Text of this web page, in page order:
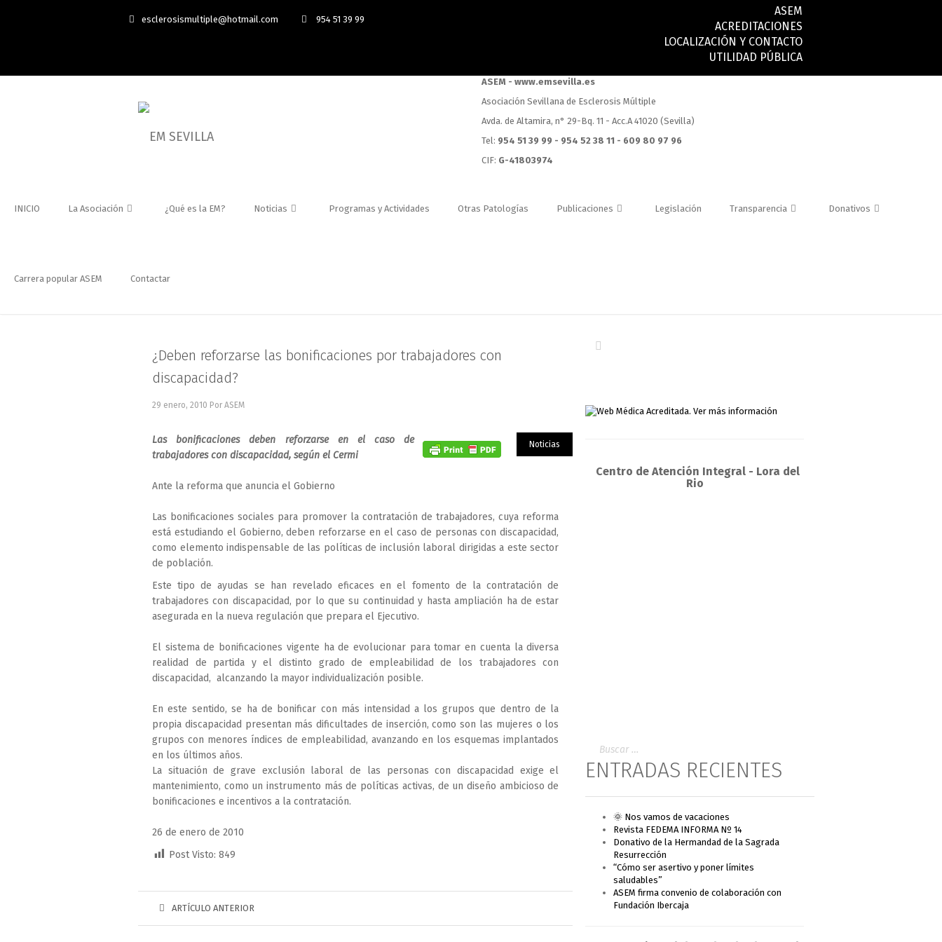
esclerosismultiple@hotmail.com 954 51 39 99
ASEM
ACREDITACIONES
LOCALIZACIÓN Y CONTACTO
UTILIDAD PÚBLICA
ASEM - www.emsevilla.es
Asociación Sevillana de Esclerosis Múltiple
Avda. de Altamira, n° 29-Bq. 11 - Acc.A 41020 (Sevilla)
Tel: 954 51 39 99 - 954 52 38 11 - 609 80 97 96
CIF: G-41803974
INICIO La Asociación ¿Qué es la EM? Noticias Programas y Actividades Otras Patologías Publicaciones Legislación Transparencia Donativos
Carrera popular ASEM Contactar
¿Deben reforzarse las bonificaciones por trabajadores con
discapacidad?
29 enero, 2010 Por ASEM
Noticias
Las bonificaciones deben reforzarse en el caso de
trabajadores con discapacidad, según el Cermi
Ante la reforma que anuncia el Gobierno
Las bonificaciones sociales para promover la contratación de trabajadores, cuya reforma
está estudiando el Gobierno, deben reforzarse en el caso de personas con discapacidad,
como elemento indispensable de las políticas de inclusión laboral dirigidas a este sector
de población.
Este tipo de ayudas se han revelado eficaces en el fomento de la contratación de
trabajadores con discapacidad, por lo que su continuidad y hasta ampliación ha de estar
asegurada en la nueva regulación que prepara el Ejecutivo.
El sistema de bonificaciones vigente ha de evolucionar para tomar en cuenta la diversa
realidad de partida y el distinto grado de empleabilidad de los trabajadores con
discapacidad, alcanzando la mayor individualización posible.
En este sentido, se ha de bonificar con más intensidad a los grupos que dentro de la
propia discapacidad presentan más dificultades de inserción, como son las mujeres o los
grupos con menores índices de empleabilidad, avanzando en los esquemas implantados
en los últimos años.
La situación de grave exclusión laboral de las personas con discapacidad exige el
mantenimiento, como un instrumento más de políticas activas, de un diseño ambicioso de
bonificaciones e incentivos a la contratación.
26 de enero de 2010
Post Visto: 849
ARTÍCULO ANTERIOR
Centro de Atención Integral - Lora del
Rio
ENTRADAS RECIENTES
🌞 Nos vamos de vacaciones
Revista FEDEMA INFORMA Nº 14
Donativo de la Hermandad de la Sagrada
Resurrección
“Cómo ser asertivo y poner límites
saludables”
ASEM firma convenio de colaboración con
Fundación Ibercaja